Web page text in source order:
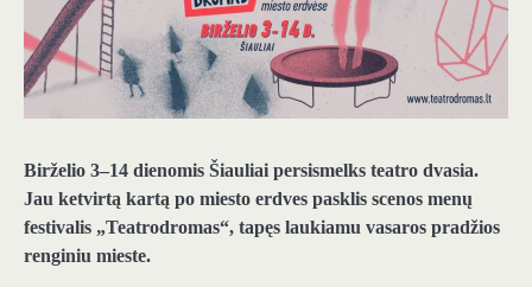
Birželio 3–14 dienomis Šiauliai persismelks teatro dvasia.
Jau ketvirtą kartą po miesto erdves pasklis scenos menų
festivalis „Teatrodromas“, tapęs laukiamu vasaros pradžios
renginiu mieste.